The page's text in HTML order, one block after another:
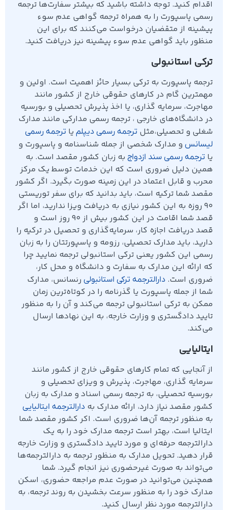
اقدام کنید. توجه داشته باشید که بیشتر سفارت‌ها ترجمه
رسمی پاسپورت را به همراه ترجمه گواهی عدم سوء
پیشینه از متقضیان درخواست می‌کنند که برای این
منظور باید گواهی عدم سوء پیشینه نیز دریافت کنید.
ترکی استانبولی
ترجمه پاسپورت به ترکی بسیار حائز اهمیت است. اولین و
مهمترین گام در کارهای حقوقی خارج از کشور مانند
مهاجرت، سرمایه گذاری، یا اخذ پذیرش تحصیلی و بورسیه
در دانشگاه‌های خارجی ، ترجمه‌ رسمی مدارکی مانند مدارک
شغلی و تحصیلی،مثل ترجمه رسمی دیپلم یا ترجمه رسمی
لیسانس و مدارک شخصی از جمله شناسنامه و پاسپورت و
یا ترجمه رسمی سند ازدواج به زبان کشور مقصد است. به
همین دلیل ضروری است که این خدمات توسط یک مرکز
محرب و قابل اعتماد در این زمینه صورت بگیرد. اگر کشور
مقصد شما ترکیه است، باید بدانید که برای سفر توریستی
90 روزه به این کشور نیازی به دریافت ویزا ندارید، اما اگر
قصد شما اقامت در این کشور بیش از 90 روز است و
قصد دریافت اجازه کار، سرمایه‌گذاری و تحصیل در ترکیه را
دارید، باید مدارک تحصیلی، رزومه و پاسپورتتان را به زبان
رسمی این کشور یعنی ترکی استانبولی ترجمه نمایید چرا
که ارائه این مدارک به سفارت و دانشگاه و محل کار،
ضروری است. دارالترجمه‌ ترکی استانبولی رنسانس، مدارک
شما از جمله پاسپورت یا گذرنامه را در کوتاه‌ترین زمان
ممکن به ترکی استانبولی ترجمه می‌کند و آن را به منظور
تایید دادگستری و وزارت خارجه، به این نهادها ارسال
می‌کند.
ایتالیایی
از آنجایی که تمام کارهای حقوقی خارج از کشور مانند
سرمایه گذاری، مهاجرت، پذیرش و ویزای تحصیلی و
بورسیه تحصیلی، به ترجمه رسمی اسناد و مدارک به زبان
کشور مقصد نیاز دارد، ارائه مدارک به دارالترجمه ایتالیایی
به منظور ترجمه آن‌ها ضروری است. اکر کشور مقصد شما
ایتالیا است، بهتر است ترجمه مدارک خود را به یک
دارالترجمه حرفه‌ای و مورد تایید دادگستری و وزارت خارجه
قرار دهید. تحویل مدارک به منظور ترجمه به دارالترجمه‌ها
می‌تواند به صورت غیرحضوری نیز انجام گیرد. شما
همچنین می‌توانید در صورت عدم مراجعه حضوری، اسکن
مدارک خود را به منظور سرعت بخشیدن به روند ترجمه، به
دارالترجمه مورد نظر ارسال کنید.